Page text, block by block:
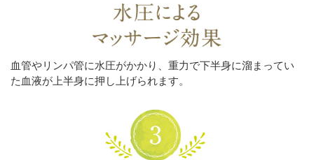
血管やリンパ管に水圧がかかり、重力で下半身に溜まってい
た血液が上半身に押し上げられます。